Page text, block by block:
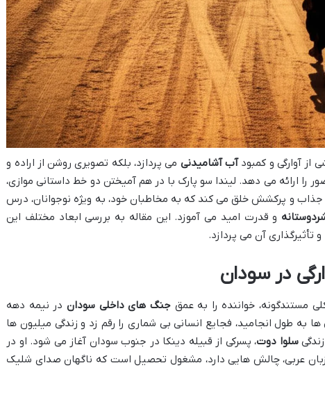
از آوارگی و کمبودآب آشامیدنی می پردازد، بلکه تصویری روشن از اراده و
را ارائه می دهد. لیندا سو پارک با در هم آمیختن دو خط داستانی موازی،
جذاب و پرکشش خلق می کند که به مخاطبان خود، به ویژه نوجوانان، درس
و قدرت امید می آموزد. این مقاله به بررسی ابعاد مختلف این
آن می پردازد.
در سودان
مستندگونه، خواننده را به عمقجنگ های داخلی سوداندر نیمه دهه
به طول انجامید، فجایع انسانی بی شماری را رقم زد و زندگی میلیون ها
سلوا دوت، پسرکی از قبیله دینکا در جنوب سودان آغاز می شود. او در
عربی، چالش هایی دارد، مشغول تحصیل است که ناگهان صدای شلیک